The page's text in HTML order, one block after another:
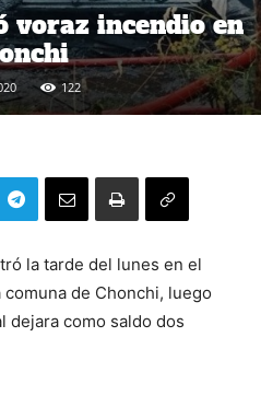
voraz incendio en
122
la tarde del lunes en el
de Chonchi, luego
dejara como saldo dos